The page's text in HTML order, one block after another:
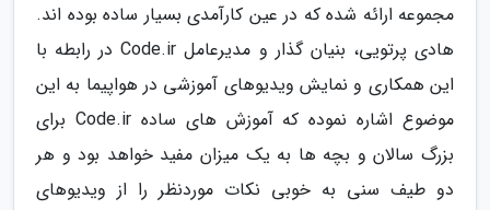
مجموعه ارائه شده که در عین کارآمدی بسیار ساده بوده اند.
هادی پرتویی، بنیان گذار و مدیرعامل Code.ir در رابطه با
این همکاری و نمایش ویدیوهای آموزشی در هواپیما به این
موضوع اشاره نموده که آموزش های ساده Code.ir برای
بزرگ سالان و بچه ها به یک میزان مفید خواهد بود و هر
دو طیف سنی به خوبی نکات موردنظر را از ویدیوهای